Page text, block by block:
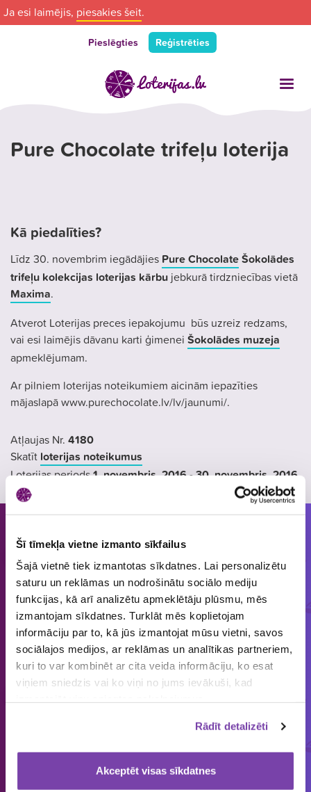
Šī tīmekļa vietne izmanto sīkfailus
Šajā vietnē tiek izmantotas sīkdatnes. Lai personalizētu
saturu un reklāmas un nodrošinātu sociālo mediju
funkcijas, kā arī analizētu apmeklētāju plūsmu, mēs
izmantojam sīkdatnes. Turklāt mēs koplietojam
informāciju par to, kā jūs izmantojat mūsu vietni, savos
sociālajos medijos, ar reklāmas un analītikas partneriem,
kuri to var kombinēt ar cita veida informāciju, ko esat
viņiem sniedzis vai ko viņi no jums ievākuši, kad
Rādīt detalizēti
Akceptēt visas sīkdatnes
Ja esi laimējis, piesakies šeit.
Pieslēgties Reģistrēties
Pure Chocolate trifeļu loterija
Kā piedalīties?
Līdz 30. novembrim iegādājies Pure ChocolateŠokolādes
trifeļu kolekcijas loterijas kārbu jebkurā tirdzniecības vietā
Maxima.
Atverot Loterijas preces iepakojumu būs uzreiz redzams,
vai esi laimējis dāvanu karti ģimenei Šokolādes muzeja
apmeklējumam.
Ar pilniem loterijas noteikumiem aicinām iepazīties
mājaslapā www.purechocolate.lv/lv/jaunumi/.
Atļaujas Nr. 4180
Skatīt loterijas noteikumus
Loterijas periods1. novembris, 2016- 30. novembris, 2016
Cilvēkiem patīk piedalīties loterijās
un mums tās organizēt!
ORGANIZĒJĀM
1857
loterijas
IEPRIECINĀJĀM
149 581
laimētājus
IZSNIEDZĀM
4 542 084
vērtas balvas
Latvijā vienīgais specializētais Loterijas.lv
informāciju bāzi par aktuālo loteriju
apkopojumu tirgū.